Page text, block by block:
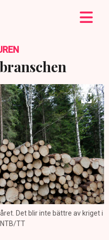
Det blir inte bättre av kriget i
TT